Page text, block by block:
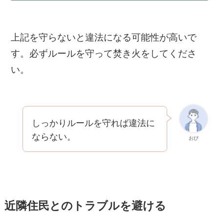
上記を守らないと違法になる可能性が高いで
す。必ずルールを守って焚き火をしてくださ
い。
おぴ
しっかりルールを守れば違法に
ならない。
近隣住民とのトラブルを避ける